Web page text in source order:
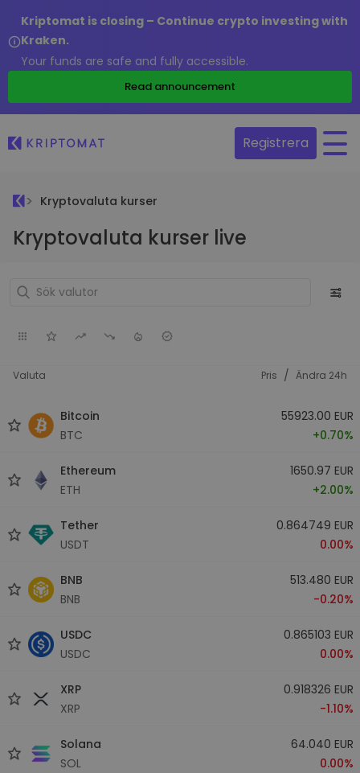
Kriptomat is closing – Continue crypto investing with
Kraken.
Your funds are safe and fully accessible.
Read announcement
Registrera
Kryptovaluta kurser
Kryptovaluta kurser live
Valuta Pris / Ändra 24h
Bitcoin
BTC
55923.00 EUR
+0.70%
Ethereum
ETH
1650.97 EUR
+2.00%
Tether
USDT
0.864749 EUR
0.00%
BNB
BNB
513.480 EUR
-0.20%
USDC
USDC
0.865103 EUR
0.00%
XRP
XRP
0.918326 EUR
-1.10%
Solana
SOL
64.040 EUR
0.00%